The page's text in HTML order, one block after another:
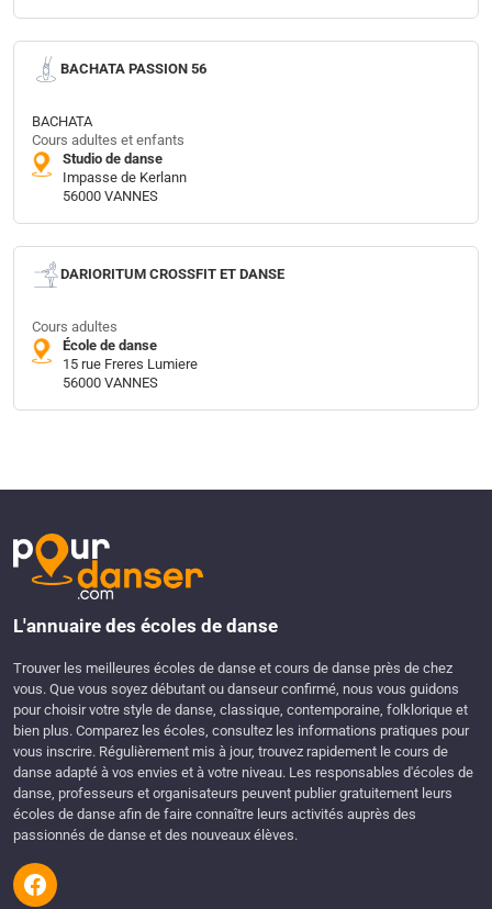
BACHATA PASSION 56
BACHATA
Cours adultes et enfants
Studio de danse
Impasse de Kerlann
56000 VANNES
DARIORITUM CROSSFIT ET DANSE
Cours adultes
École de danse
15 rue Freres Lumiere
56000 VANNES
L'annuaire des écoles de danse
Trouver les meilleures écoles de danse et cours de danse près de chez
vous. Que vous soyez débutant ou danseur confirmé, nous vous guidons
pour choisir votre style de danse, classique, contemporaine, folklorique et
bien plus. Comparez les écoles, consultez les informations pratiques pour
vous inscrire. Régulièrement mis à jour, trouvez rapidement le cours de
danse adapté à vos envies et à votre niveau. Les responsables d'écoles de
danse, professeurs et organisateurs peuvent publier gratuitement leurs
écoles de danse afin de faire connaître leurs activités auprès des
passionnés de danse et des nouveaux élèves.